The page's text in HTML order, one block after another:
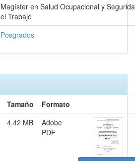
Magíster en Salud Ocupacional y
el Trabajo
Posgrados
Tamaño
Formato
4,42 MB
Adobe
PDF